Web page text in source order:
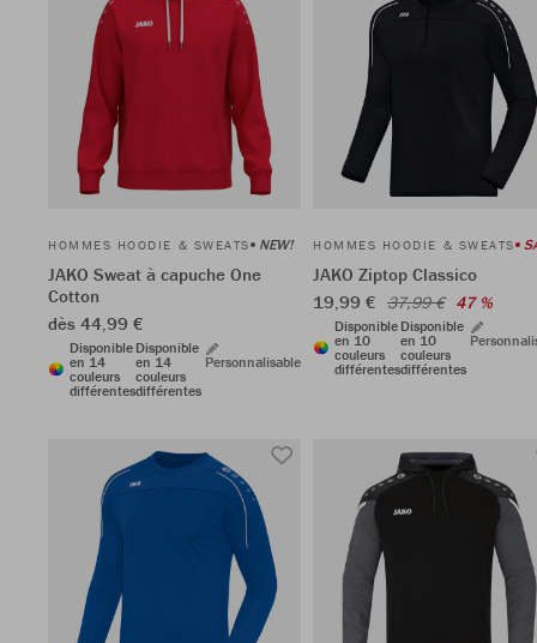
HOMMES HOODIE & SWEATS NEW!
JAKO Sweat à capuche One
Cotton
dès 44,99 €
Disponible
en 14
couleurs
différentes
Disponible
en 14
couleurs
différentes
Personnalisable
HOMMES HOODIE & SWEATS
JAKO Ziptop Classico
19,99 € 37,99 € 47 %
Disponible
en 10
couleurs
différentes
Disponible
en 10
couleurs
différentes